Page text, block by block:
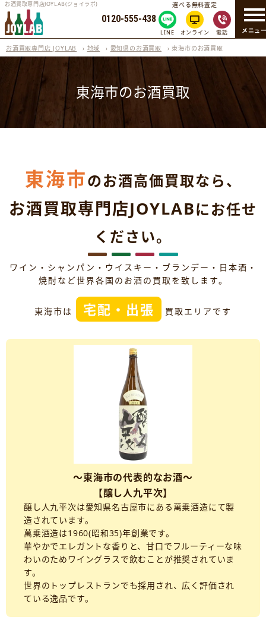
メニュ
お酒買取専門店JOYLAB(ジョイラボ)
0120-555-438
選べる無料査定
LINE オンライン 電話
お酒買取専門店 JOYLAB › 地域 › 愛知県のお酒買取 ›東海市のお酒買取
東海市のお酒買取
東海市のお酒高価買取なら、
お酒買取専門店JOYLABにお任せ
ください。
ワイン・シャンパン・ウイスキー・ブランデー・日本酒・
焼酎など世界各国のお酒の買取を致します。
東海市は 宅配・出張 買取エリアです
～東海市の代表的なお酒～
【醸し人九平次】
醸し人九平次は愛知県名古屋市にある萬乗酒造にて製
造されています。
萬乗酒造は1960(昭和35)年創業です。
華やかでエレガントな香りと、甘口でフルーティーな味
わいのためワイングラスで飲むことが推奨されていま
す。
世界のトップレストランでも採用され、広く評価され
ている逸品です。